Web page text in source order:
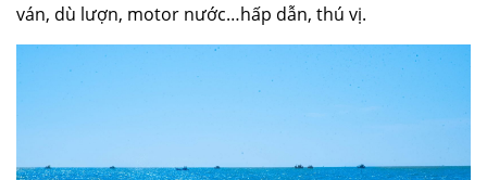
ván, dù lượn, motor nước…hấp dẫn, thú vị.